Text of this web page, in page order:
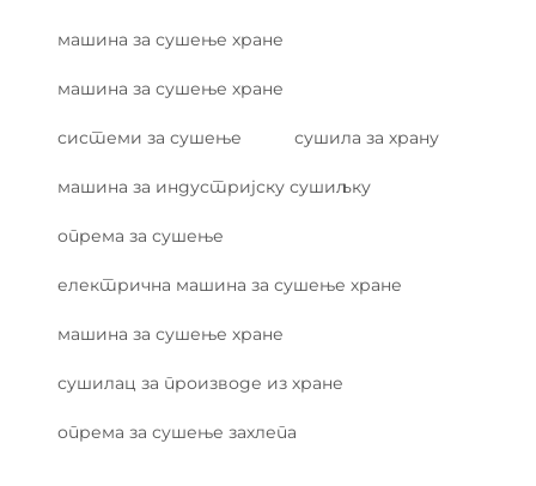
машина за сушење хране
машина за сушење хране
системи за сушење сушила за храну
машина за индустријску сушиљку
опрема за сушење
електрична машина за сушење хране
машина за сушење хране
сушилац за производе из хране
опрема за сушење захлепа